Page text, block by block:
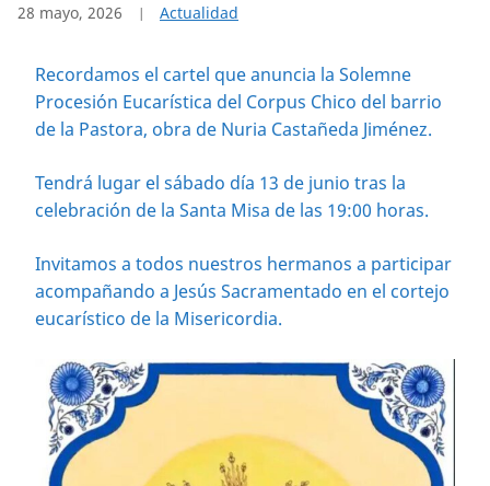
28 mayo, 2026 Actualidad
Recordamos el cartel que anuncia la Solemne
Procesión Eucarística del Corpus Chico del barrio
de la Pastora, obra de Nuria Castañeda Jiménez.
Tendrá lugar el sábado día 13 de junio tras la
celebración de la Santa Misa de las 19:00 horas.
Invitamos a todos nuestros hermanos a participar
acompañando a Jesús Sacramentado en el cortejo
eucarístico de la Misericordia.